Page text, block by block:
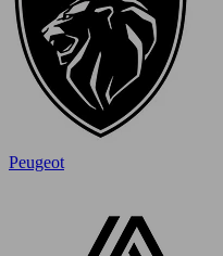
Peugeot